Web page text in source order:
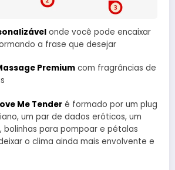
onde você pode encaixar
a frase que desejar
Premium com fragrâncias de
Me Tender é formado por um plug
um par de dados eróticos, um
bolinhas para pompoar e pétalas
o clima ainda mais envolvente e